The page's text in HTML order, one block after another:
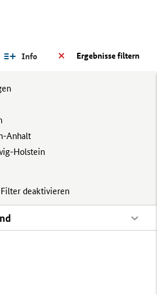
Ergebnisse filtern
Info
Anhalt
Holstein
deaktivieren